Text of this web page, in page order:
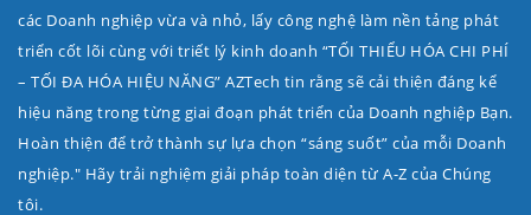
các Doanh nghiệp vừa và nhỏ, lấy công nghệ làm nền tảng phát
triển cốt lõi cùng với triết lý kinh doanh “TỐI THIỂU HÓA CHI PHÍ
– TỐI ĐA HÓA HIỆU NĂNG” AZTech tin rằng sẽ cải thiện đáng kể
hiệu năng trong từng giai đoạn phát triển của Doanh nghiệp Bạn.
Hoàn thiện để trở thành sự lựa chọn “sáng suốt” của mỗi Doanh
nghiệp." Hãy trải nghiệm giải pháp toàn diện từ A-Z của Chúng
tôi.